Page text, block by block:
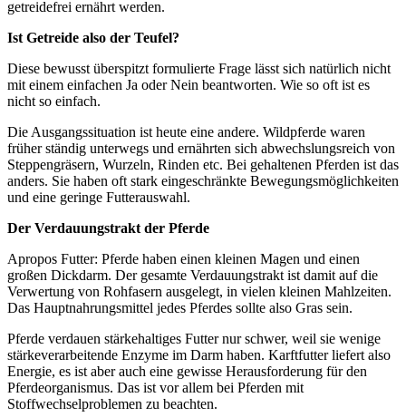
getreidefrei ernährt werden.
Ist Getreide also der Teufel?
Diese bewusst überspitzt formulierte Frage lässt sich natürlich nicht
mit einem einfachen Ja oder Nein beantworten. Wie so oft ist es
nicht so einfach.
Die Ausgangssituation ist heute eine andere. Wildpferde waren
früher ständig unterwegs und ernährten sich abwechslungsreich von
Steppengräsern, Wurzeln, Rinden etc. Bei gehaltenen Pferden ist das
anders. Sie haben oft stark eingeschränkte Bewegungsmöglichkeiten
und eine geringe Futterauswahl.
Der Verdauungstrakt der Pferde
Apropos Futter: Pferde haben einen kleinen Magen und einen
großen Dickdarm. Der gesamte Verdauungstrakt ist damit auf die
Verwertung von Rohfasern ausgelegt, in vielen kleinen Mahlzeiten.
Das Hauptnahrungsmittel jedes Pferdes sollte also Gras sein.
Pferde verdauen stärkehaltiges Futter nur schwer, weil sie wenige
stärkeverarbeitende Enzyme im Darm haben. Karftfutter liefert also
Energie, es ist aber auch eine gewisse Herausforderung für den
Pferdeorganismus. Das ist vor allem bei Pferden mit
Stoffwechselproblemen zu beachten.